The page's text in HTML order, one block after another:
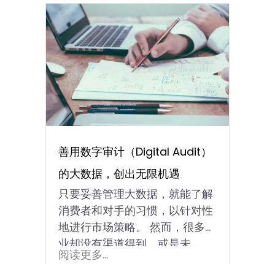
善用数字审计（Digital Audit）
的大数据，创出无限机遇
只要妥善管理大数据，就能了解
消费者和对手的习惯，以针对性
地进行市场策略。 然而，很多企
业却没有渠道得到，或是未...
阅读更多...